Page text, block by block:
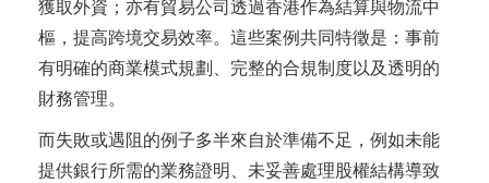
獲取外資；亦有貿易公司透過香港作為結算與物流中
樞，提高跨境交易效率。這些案例共同特徵是：事前
有明確的商業模式規劃、完整的合規制度以及透明的
財務管理。
而失敗或遇阻的例子多半來自於準備不足，例如未能
提供銀行所需的業務證明、未妥善處理股權結構導致